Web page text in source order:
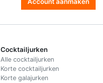
Cocktailjurken
Alle cocktailjurken
Korte cocktailjurken
Korte galajurken